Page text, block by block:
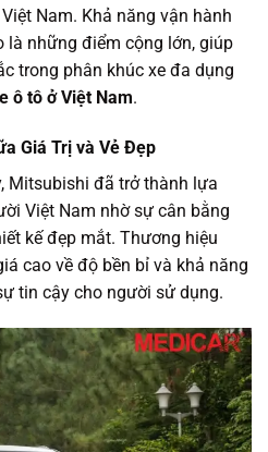
Nam. Khả năng vận hành
là những điểm cộng lớn, giúp
trong phân khúc xe đa dụng
ô tô ở Việt Nam.
Giá Trị và Vẻ Đẹp
Mitsubishi đã trở thành lựa
Việt Nam nhờ sự cân bằng
kế đẹp mắt. Thương hiệu
cao về độ bền bỉ và khả năng
tin cậy cho người sử dụng.